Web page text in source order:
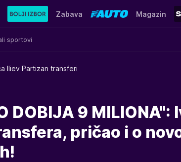
sportovi
Zabava Magazin
Iliev Partizan transferi
DOBIJA 9 MILIONA":
pričao i o